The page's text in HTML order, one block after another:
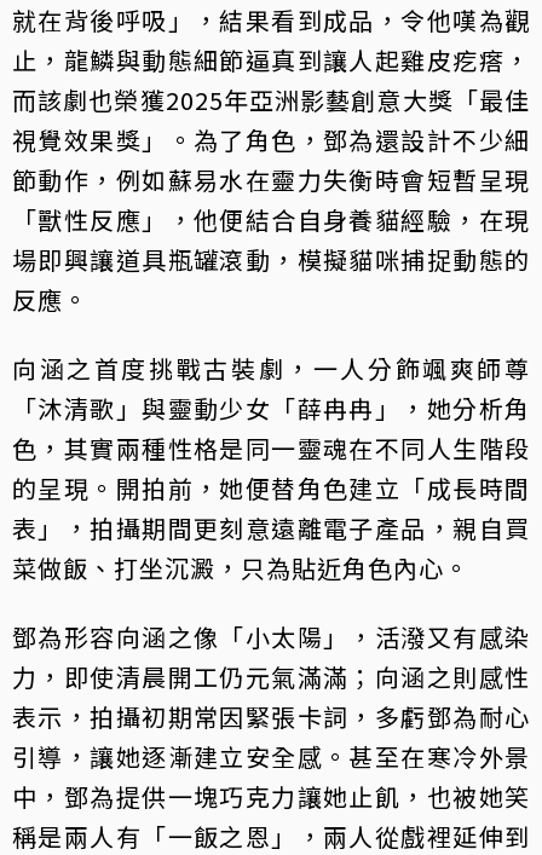
就在背後呼吸」，結果看到成品，令他嘆為觀
止，龍鱗與動態細節逼真到讓人起雞皮疙瘩，
而該劇也榮獲2025年亞洲影藝創意大獎「最佳
視覺效果獎」。為了角色，鄧為還設計不少細
節動作，例如蘇易水在靈力失衡時會短暫呈現
「獸性反應」，他便結合自身養貓經驗，在現
場即興讓道具瓶罐滾動，模擬貓咪捕捉動態的
反應。
向涵之首度挑戰古裝劇，一人分飾颯爽師尊
「沐清歌」與靈動少女「薛冉冉」，她分析角
色，其實兩種性格是同一靈魂在不同人生階段
的呈現。開拍前，她便替角色建立「成長時間
表」，拍攝期間更刻意遠離電子產品，親自買
菜做飯、打坐沉澱，只為貼近角色內心。
鄧為形容向涵之像「小太陽」，活潑又有感染
力，即使清晨開工仍元氣滿滿；向涵之則感性
表示，拍攝初期常因緊張卡詞，多虧鄧為耐心
引導，讓她逐漸建立安全感。甚至在寒冷外景
中，鄧為提供一塊巧克力讓她止飢，也被她笑
稱是兩人有「一飯之恩」，兩人從戲裡延伸到